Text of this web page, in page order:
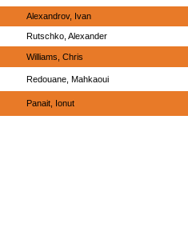
Alexandrov, Ivan
Rutschko, Alexander
Williams, Chris
Redouane, Mahkaoui
Panait, Ionut